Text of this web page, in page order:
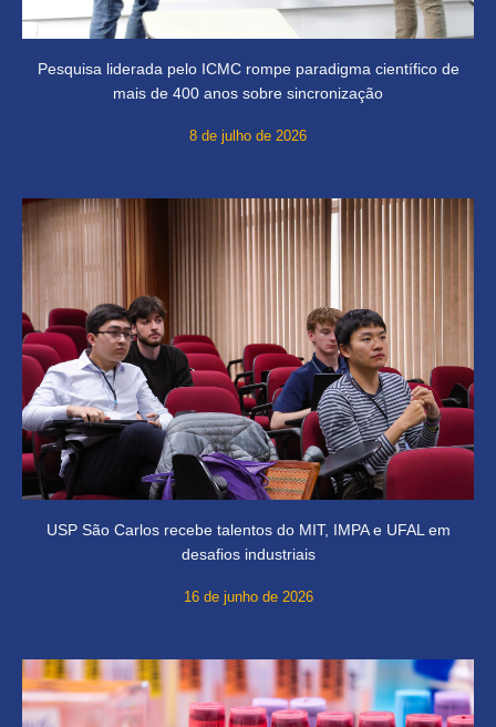
Pesquisa liderada pelo ICMC rompe paradigma científico de
mais de 400 anos sobre sincronização
8 de julho de 2026
USP São Carlos recebe talentos do MIT, IMPA e UFAL em
desafios industriais
16 de junho de 2026